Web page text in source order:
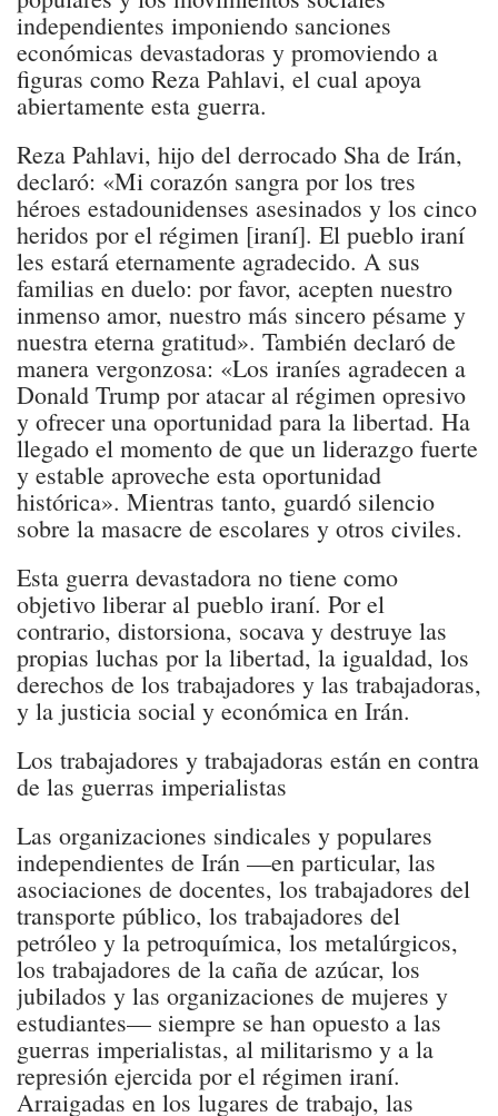
independientes imponiendo sanciones
económicas devastadoras y promoviendo a
figuras como Reza Pahlavi, el cual apoya
abiertamente esta guerra.
Reza Pahlavi, hijo del derrocado Sha de Irán,
declaró: «Mi corazón sangra por los tres
héroes estadounidenses asesinados y los cinco
heridos por el régimen [iraní]. El pueblo iraní
les estará eternamente agradecido. A sus
familias en duelo: por favor, acepten nuestro
inmenso amor, nuestro más sincero pésame y
nuestra eterna gratitud». También declaró de
manera vergonzosa: «Los iraníes agradecen a
Donald Trump por atacar al régimen opresivo
y ofrecer una oportunidad para la libertad. Ha
llegado el momento de que un liderazgo fuerte
y estable aproveche esta oportunidad
histórica». Mientras tanto, guardó silencio
sobre la masacre de escolares y otros civiles.
Esta guerra devastadora no tiene como
objetivo liberar al pueblo iraní. Por el
contrario, distorsiona, socava y destruye las
propias luchas por la libertad, la igualdad, los
derechos de los trabajadores y las trabajadoras,
y la justicia social y económica en Irán.
Los trabajadores y trabajadoras están en contra
de las guerras imperialistas
Las organizaciones sindicales y populares
independientes de Irán —en particular, las
asociaciones de docentes, los trabajadores del
transporte público, los trabajadores del
petróleo y la petroquímica, los metalúrgicos,
los trabajadores de la caña de azúcar, los
jubilados y las organizaciones de mujeres y
estudiantes— siempre se han opuesto a las
guerras imperialistas, al militarismo y a la
represión ejercida por el régimen iraní.
Arraigadas en los lugares de trabajo, las